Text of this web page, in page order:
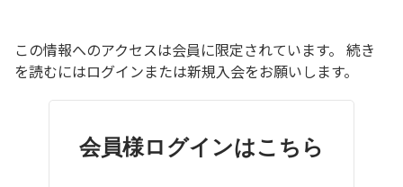
この情報へのアクセスは会員に限定されています。 続き
を読むにはログインまたは新規入会をお願いします。
会員様ログインはこちら